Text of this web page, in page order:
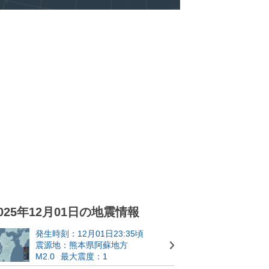
年12月01日の地震情報
発生時刻：12月01日23:35頃
震源地：熊本県阿蘇地方
M2.0
最大震度：1